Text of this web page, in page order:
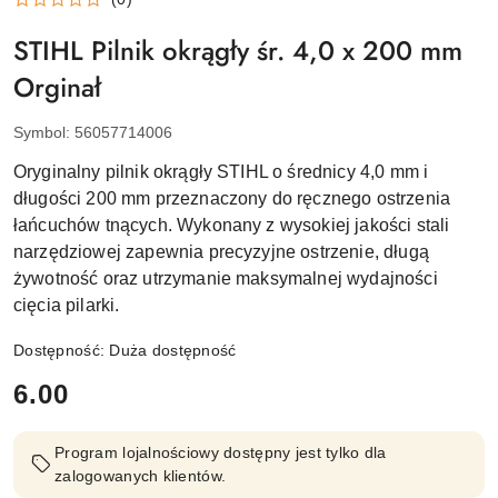
STIHL Pilnik okrągły śr. 4,0 x 200 mm
Orginał
Symbol: 56057714006
Oryginalny pilnik okrągły STIHL o średnicy 4,0 mm i
długości 200 mm przeznaczony do ręcznego ostrzenia
łańcuchów tnących. Wykonany z wysokiej jakości stali
narzędziowej zapewnia precyzyjne ostrzenie, długą
żywotność oraz utrzymanie maksymalnej wydajności
cięcia pilarki.
Dostępność: Duża dostępność
cena:
6.00
Program lojalnościowy dostępny jest tylko dla
zalogowanych klientów.